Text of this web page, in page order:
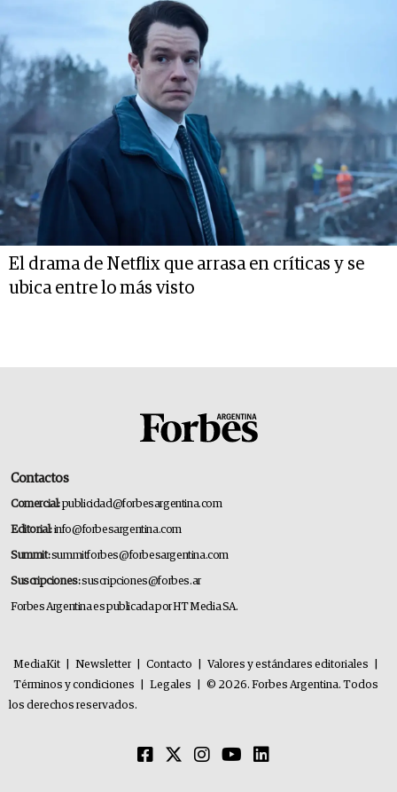
El drama de Netflix que arrasa en críticas y se
ubica entre lo más visto
Contactos
Comercial:publicidad@forbesargentina.com
Editorial:info@forbesargentina.com
Summit:summitforbes@forbesargentina.com
Suscripciones:suscripciones@forbes.ar
Forbes Argentina es publicada por HT Media SA.
MediaKit Newsletter Contacto Valores y estándares editoriales
Términos y condiciones
Legales
© 2026. Forbes Argentina. Todos
los derechos reservados.